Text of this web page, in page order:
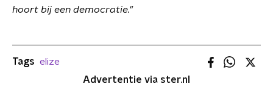
hoort bij een democratie."
Tags elize
Advertentie via ster.nl